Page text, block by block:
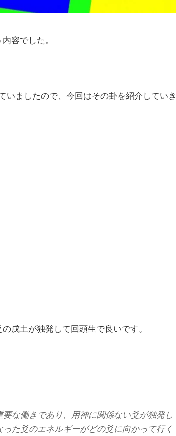
容でした。
いましたので、今回はその卦を紹介していき
戌土が独発して回頭生で良いです。
な働きであり、用神に関係ない爻が独発し
た爻のエネルギーがどの爻に向かって行く